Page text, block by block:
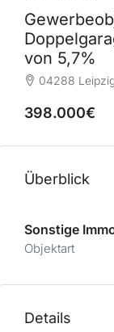
von 5,7%
04288
398.000€
Überblick
Sonstige
Objektart
Details